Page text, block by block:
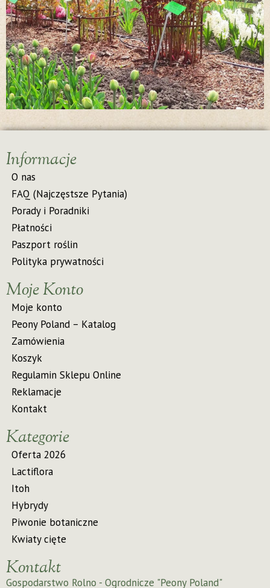
Informacje
O nas
FAQ (Najczęstsze Pytania)
Porady i Poradniki
Płatności
Paszport roślin
Polityka prywatności
Moje Konto
Moje konto
Peony Poland – Katalog
Zamówienia
Koszyk
Regulamin Sklepu Online
Reklamacje
Kontakt
Kategorie
Oferta 2026
Lactiflora
Itoh
Hybrydy
Piwonie botaniczne
Kwiaty cięte
Kontakt
Gospodarstwo Rolno - Ogrodnicze "Peony Poland"